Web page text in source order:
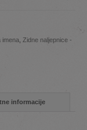
imena
Zidne naljepnice -
informacije